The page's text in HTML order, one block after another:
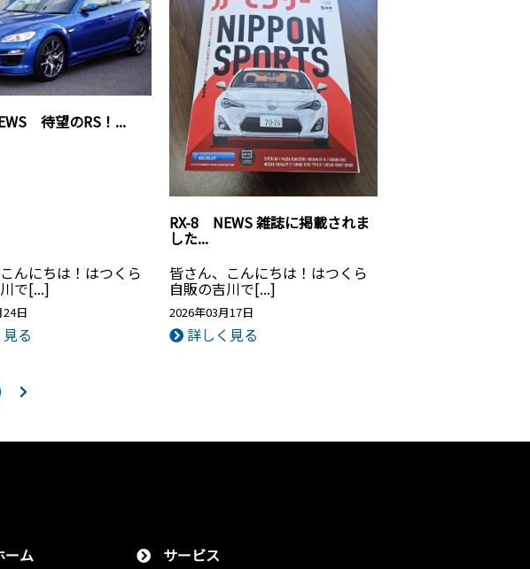
待望のRS！...
んにちは！はつくら
で[...]
24日
る
RX-8 NEWS 雑誌に掲載されま
した...
皆さん、こんにちは！はつくら
自販の吉川で[...]
2026年03月17日
詳しく見る
ーム サービス